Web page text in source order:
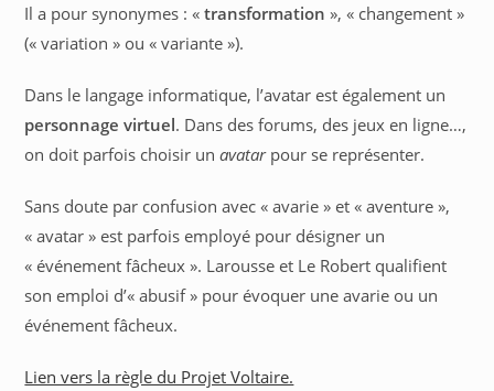
Il a pour synonymes : «transformation», « changement »
(« variation » ou « variante »).
Dans le langage informatique, l’avatar est également un
personnage virtuel. Dans des forums, des jeux en ligne…,
on doit parfois choisir unavatarpour se représenter.
Sans doute par confusion avec « avarie » et « aventure »,
« avatar » est parfois employé pour désigner un
« événement fâcheux ». Larousse et Le Robert qualifient
son emploi d’« abusif » pour évoquer une avarie ou un
événement fâcheux.
Lien vers la règle du Projet Voltaire.